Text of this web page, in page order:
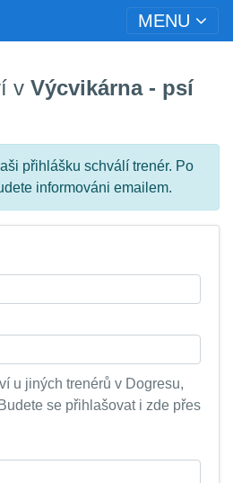
MENU
v Výcvikárna - psí
přihlášku schválí trenér. Po
informováni emailem.
u jiných trenérů v Dogresu,
se přihlašovat i zde přes